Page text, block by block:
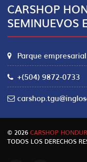
CARSHOP
SEMINUEVOS
Parque
+(504) 9872-0733
© 2026 CARSHOP
TODOS LOS DERECHOS